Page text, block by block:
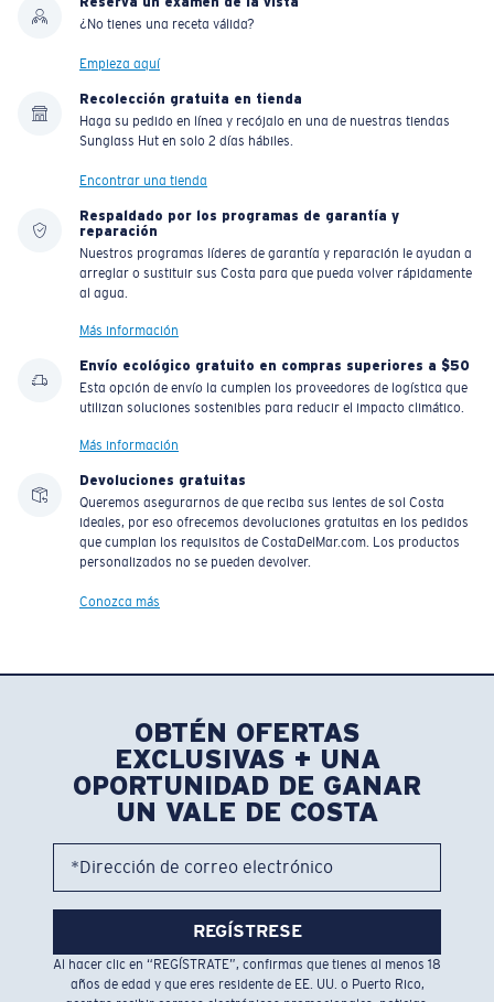
¿No tienes una receta válida?
Empieza aquí
Recolección gratuita en tienda
Haga su pedido en línea y recójalo en una de nuestras tiendas
Sunglass Hut en solo 2 días hábiles.
Encontrar una tienda
Respaldado por los programas de garantía y
reparación
Nuestros programas líderes de garantía y reparación le ayudan a
arreglar o sustituir sus Costa para que pueda volver rápidamente
al agua.
Más información
Envío ecológico gratuito en compras superiores a $50
Esta opción de envío la cumplen los proveedores de logística que
utilizan soluciones sostenibles para reducir el impacto climático.
Más información
Devoluciones gratuitas
Queremos asegurarnos de que reciba sus lentes de sol Costa
ideales, por eso ofrecemos devoluciones gratuitas en los pedidos
que cumplan los requisitos de CostaDelMar.com. Los productos
personalizados no se pueden devolver.
Conozca más
OBTÉN OFERTAS
EXCLUSIVAS + UNA
OPORTUNIDAD DE GANAR
UN VALE DE COSTA
*Dirección de correo electrónico
REGÍSTRESE
Al hacer clic en “REGÍSTRATE”, confirmas que tienes al menos 18
años de edad y que eres residente de EE. UU. o Puerto Rico,